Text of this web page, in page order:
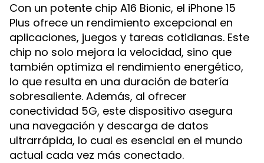
Con un potente chip A16 Bionic, el iPhone 15
Plus ofrece un rendimiento excepcional en
aplicaciones, juegos y tareas cotidianas. Este
chip no solo mejora la velocidad, sino que
también optimiza el rendimiento energético,
lo que resulta en una duración de batería
sobresaliente. Además, al ofrecer
conectividad 5G, este dispositivo asegura
una navegación y descarga de datos
ultrarrápida, lo cual es esencial en el mundo
actual cada vez más conectado.